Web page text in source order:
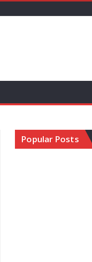
Popular Posts